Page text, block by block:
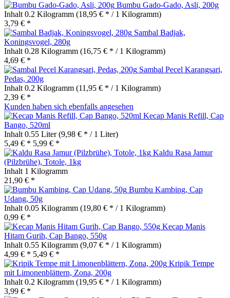
Bumbu Gado-Gado, Asli, 200g
Inhalt 0.2 Kilogramm (18,95 € * / 1 Kilogramm)
3,79 € *
Sambal Badjak,
Koningsvogel, 280g
Inhalt 0.28 Kilogramm (16,75 € * / 1 Kilogramm)
4,69 € *
Sambal Pecel Karangsari,
Pedas, 200g
Inhalt 0.2 Kilogramm (11,95 € * / 1 Kilogramm)
2,39 € *
Kunden haben sich ebenfalls angesehen
Kecap Manis Refill, Cap
Bango, 520ml
Inhalt 0.55 Liter(9,98 € * / 1 Liter)
5,49 € * 5,99 € *
Kaldu Rasa Jamur
(Pilzbrühe), Totole, 1kg
Inhalt 1 Kilogramm
21,90 € *
Bumbu Kambing, Cap
Udang, 50g
Inhalt 0.05 Kilogramm (19,80 € * / 1 Kilogramm)
0,99 € *
Kecap Manis
Hitam Gurih, Cap Bango, 550g
Inhalt 0.55 Kilogramm (9,07 € * / 1 Kilogramm)
4,99 € * 5,49 € *
Kripik Tempe
mit Limonenblättern, Zona, 200g
Inhalt 0.2 Kilogramm (19,95 € * / 1 Kilogramm)
3,99 € *